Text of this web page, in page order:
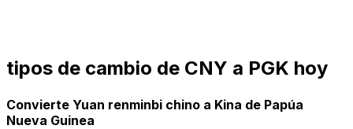
tipos de cambio de CNY a PGK hoy
Convierte Yuan renminbi chino a Kina de Papúa
Nueva Guinea